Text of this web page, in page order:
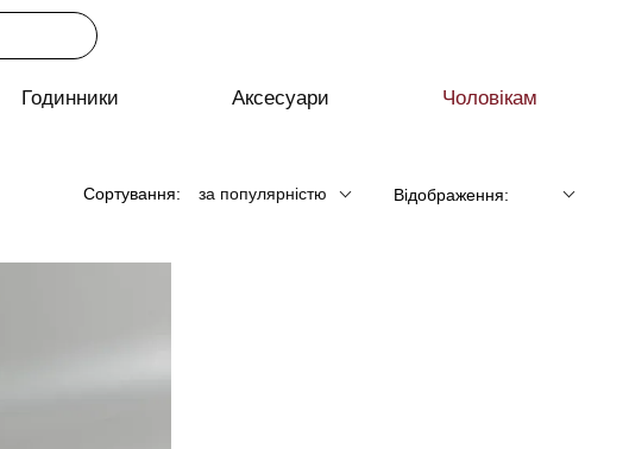
Годинники Аксесуари Чоловікам
Сортування: за популярністю Відображення: